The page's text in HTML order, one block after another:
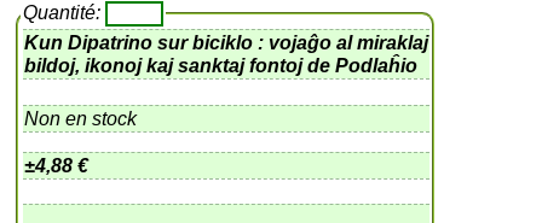
Quantité:
Kun Dipatrino sur biciklo : vojaĝo al miraklaj
bildoj, ikonoj kaj sanktaj fontoj de Podlaĥio
Non en stock
±4,88 €